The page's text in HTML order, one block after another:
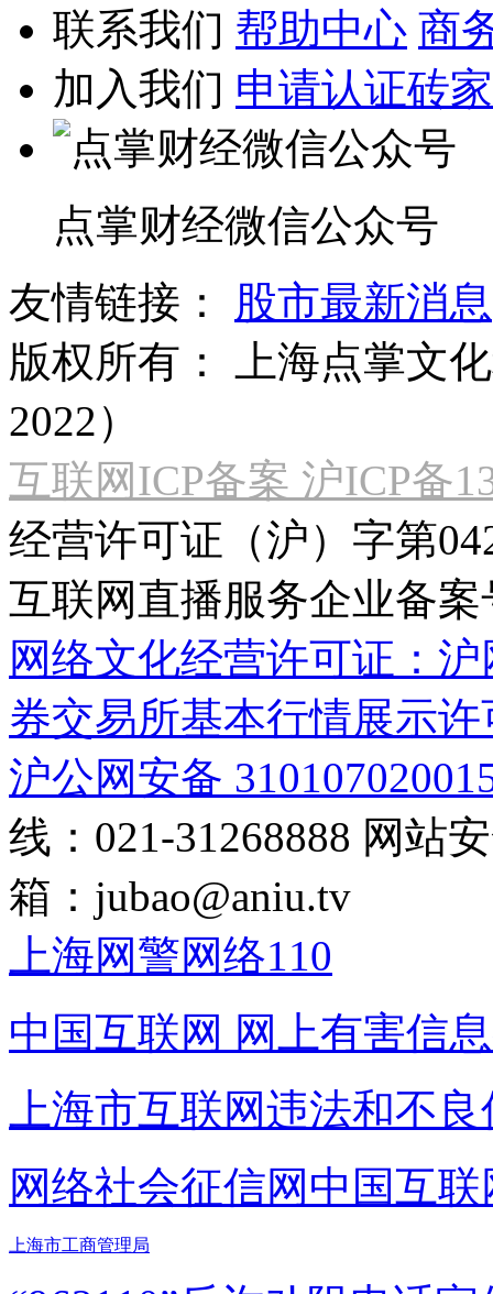
联系我们 帮助中心 商
加入我们 申请认证砖家
点掌财经微信公众号
友情链接：
股市最新消息
版权所有：
上海点掌文
2022）
互联网ICP备案 沪ICP备
经营许可证（沪）字第
互联网直播服务企业备案
网络文化经营许可证：
券交易所基本行情展示许
沪公网安备
线：021-31268888 网站
箱： jubao@aniu.tv
上海网警网络110
中国互联网 网上有害信
上海市互联网违法和不
网络社会征信网 中国互
上海市工商管理局